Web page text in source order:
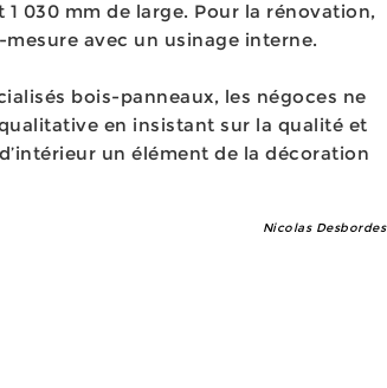
030 mm de large. Pour la rénovation,
avec un usinage interne.
bois-panneaux, les négoces ne
en insistant sur la qualité et
un élément de la décoration
Nicolas Desbordes